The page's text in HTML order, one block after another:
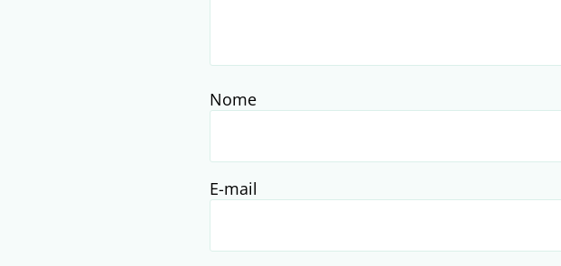
Nome
E-mail